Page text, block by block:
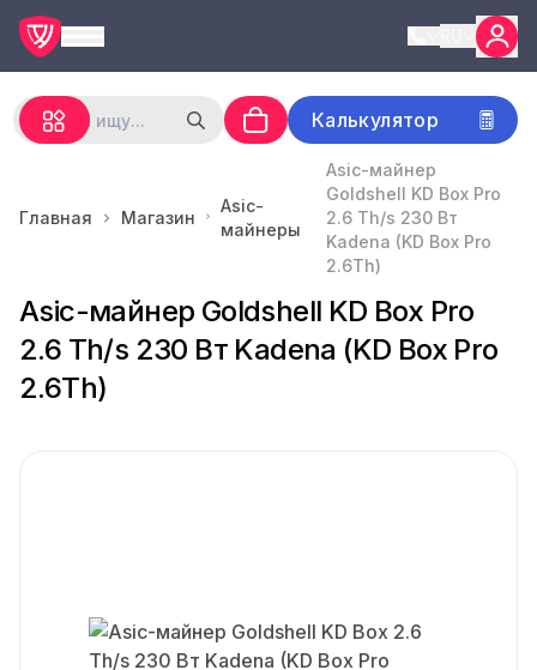
Калькулятор
Главная Магазин
Asic-
майнеры
Asic-майнер
Goldshell KD Box Pro
2.6 Th/s 230 Вт
Kadena (KD Box Pro
2.6Th)
Asic-майнер Goldshell KD Box Pro
2.6 Th/s 230 Вт Kadena (KD Box Pro
2.6Th)